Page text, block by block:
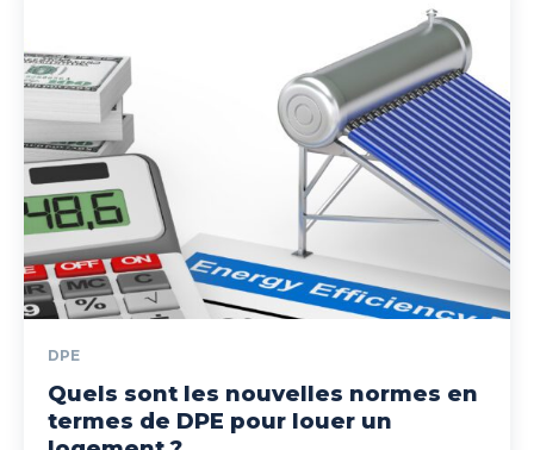
DPE
Quels sont les nouvelles normes en
termes de DPE pour louer un